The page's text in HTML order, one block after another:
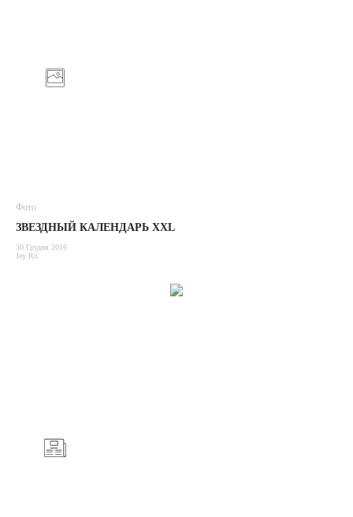
Фото
ЗВЕЗДНЫЙ КАЛЕНДАРЬ XXL
30 Грудня 2016
Jey Ro